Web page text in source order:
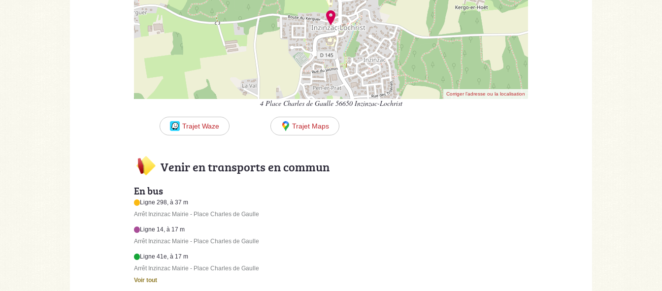
Corriger l’adresse ou la localisation
4 Place Charles de Gaulle 56650 Inzinzac-Lochrist
Trajet Waze Trajet Maps
Venir en transports en commun
En bus
Ligne 298, à 37 m
Arrêt Inzinzac Mairie - Place Charles de Gaulle
Ligne 14, à 17 m
Arrêt Inzinzac Mairie - Place Charles de Gaulle
Ligne 41e, à 17 m
Arrêt Inzinzac Mairie - Place Charles de Gaulle
Voir tout